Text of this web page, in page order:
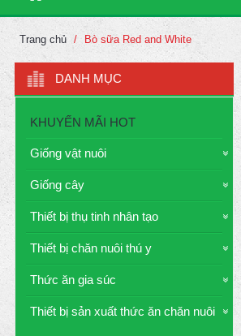
Trang chủ Bò sữa Red and White
DANH MỤC
KHUYẾN MÃI HOT
Giống vật nuôi
Giống cây
Thiết bị thụ tinh nhân tạo
Thiết bị chăn nuôi thú y
Thức ăn gia súc
Thiết bị sản xuất thức ăn chăn nuôi